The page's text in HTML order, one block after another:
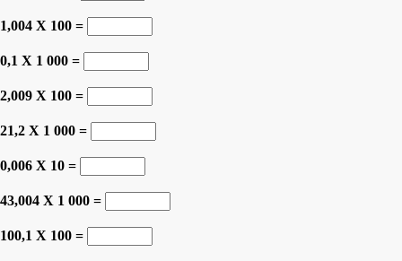
1,004 X 100 =
0,1 X 1 000 =
2,009 X 100 =
21,2 X 1 000 =
0,006 X 10 =
43,004 X 1 000 =
100,1 X 100 =